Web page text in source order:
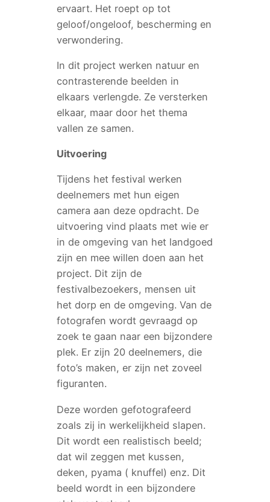
ervaart. Het roept op tot
geloof/ongeloof, bescherming en
verwondering.
In dit project werken natuur en
contrasterende beelden in
elkaars verlengde. Ze versterken
elkaar, maar door het thema
vallen ze samen.
Uitvoering
Tijdens het festival werken
deelnemers met hun eigen
camera aan deze opdracht. De
uitvoering vind plaats met wie er
in de omgeving van het landgoed
zijn en mee willen doen aan het
project. Dit zijn de
festivalbezoekers, mensen uit
het dorp en de omgeving. Van de
fotografen wordt gevraagd op
zoek te gaan naar een bijzondere
plek. Er zijn 20 deelnemers, die
foto’s maken, er zijn net zoveel
figuranten.
Deze worden gefotografeerd
zoals zij in werkelijkheid slapen.
Dit wordt een realistisch beeld;
dat wil zeggen met kussen,
deken, pyama ( knuffel) enz. Dit
beeld wordt in een bijzondere